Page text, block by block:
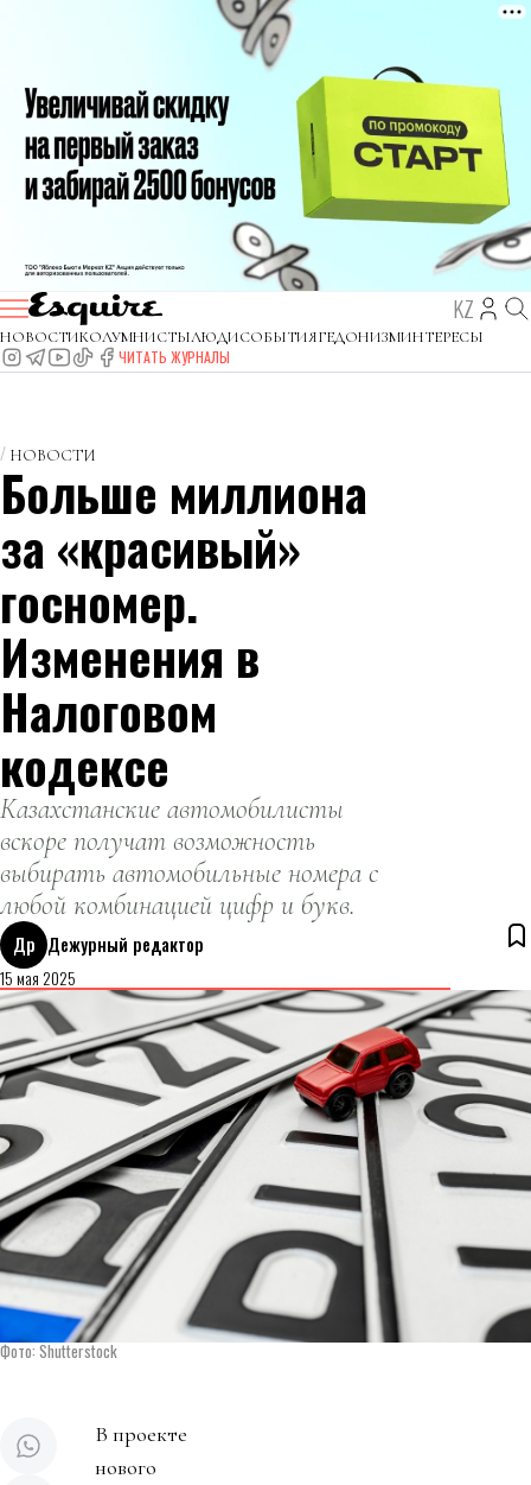
KZ
НОВОСТИКОЛУМНИСТЫЛЮДИСОБЫТИЯГЕДОНИЗМИНТЕРЕСЫ
ЧИТАТЬ ЖУРНАЛЫ
НОВОСТИ
Больше миллиона
за «красивый»
госномер.
Изменения в
Налоговом
кодексе
Казахстанские автомобилисты
вскоре получат возможность
выбирать автомобильные номера с
любой комбинацией цифр и букв.
Др Дежурный редактор
15 мая 2025
Фото: Shutterstock
В проекте
нового